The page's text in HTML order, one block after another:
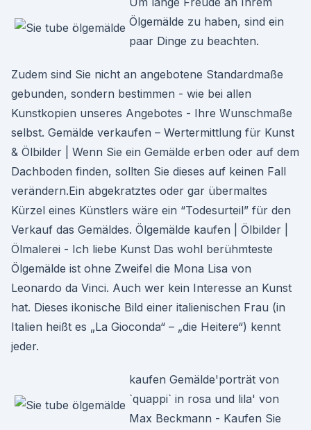
Ölgemälde zu haben, sind ein
paar Dinge zu beachten.
Zudem sind Sie nicht an angebotene Standardmaße
gebunden, sondern bestimmen - wie bei allen
Kunstkopien unseres Angebotes - Ihre Wunschmaße
selbst. Gemälde verkaufen – Wertermittlung für Kunst
& Ölbilder | Wenn Sie ein Gemälde erben oder auf dem
Dachboden finden, sollten Sie dieses auf keinen Fall
verändern.Ein abgekratztes oder gar übermaltes
Kürzel eines Künstlers wäre ein “Todesurteil” für den
Verkauf das Gemäldes. Ölgemälde kaufen | Ölbilder |
Ölmalerei - Ich liebe Kunst Das wohl berühmteste
Ölgemälde ist ohne Zweifel die Mona Lisa von
Leonardo da Vinci. Auch wer kein Interesse an Kunst
hat. Dieses ikonische Bild einer italienischen Frau (in
Italien heißt es „La Gioconda“ – „die Heitere“) kennt
jeder.
kaufen Gemälde'porträt von
`quappi` in rosa und lila' von
Max Beckmann - Kaufen Sie